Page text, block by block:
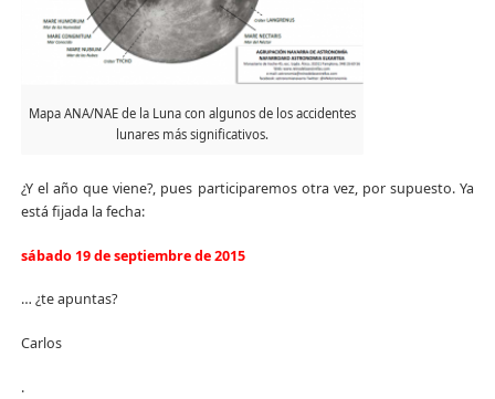
Mapa ANA/NAE de la Luna con algunos de los accidentes
lunares más significativos.
¿Y el año que viene?, pues participaremos otra vez, por supuesto. Ya
está fijada la fecha:
sábado 19 de septiembre de 2015
… ¿te apuntas?
Carlos
.